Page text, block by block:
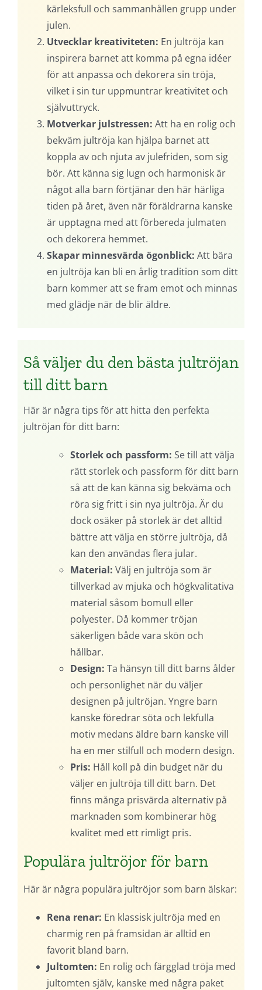
kärleksfull och sammanhållen grupp under
julen.
Utvecklar kreativiteten: En jultröja kan
inspirera barnet att komma på egna idéer
för att anpassa och dekorera sin tröja,
vilket i sin tur uppmuntrar kreativitet och
självuttryck.
Motverkar julstressen: Att ha en rolig och
bekväm jultröja kan hjälpa barnet att
koppla av och njuta av julefriden, som sig
bör. Att känna sig lugn och harmonisk är
något alla barn förtjänar den här härliga
tiden på året, även när föräldrarna kanske
är upptagna med att förbereda julmaten
och dekorera hemmet.
Skapar minnesvärda ögonblick: Att bära
en jultröja kan bli en årlig tradition som ditt
barn kommer att se fram emot och minnas
med glädje när de blir äldre.
Så väljer du den bästa jultröjan
till ditt barn
Här är några tips för att hitta den perfekta
jultröjan för ditt barn:
Storlek och passform: Se till att välja
rätt storlek och passform för ditt barn
så att de kan känna sig bekväma och
röra sig fritt i sin nya jultröja. Är du
dock osäker på storlek är det alltid
bättre att välja en större jultröja, då
kan den användas flera jular.
Material: Välj en jultröja som är
tillverkad av mjuka och högkvalitativa
material såsom bomull eller
polyester. Då kommer tröjan
säkerligen både vara skön och
hållbar.
Design: Ta hänsyn till ditt barns ålder
och personlighet när du väljer
designen på jultröjan. Yngre barn
kanske föredrar söta och lekfulla
motiv medans äldre barn kanske vill
ha en mer stilfull och modern design.
Pris: Håll koll på din budget när du
väljer en jultröja till ditt barn. Det
finns många prisvärda alternativ på
marknaden som kombinerar hög
kvalitet med ett rimligt pris.
Populära jultröjor för barn
Här är några populära jultröjor som barn älskar:
Rena renar: En klassisk jultröja med en
charmig ren på framsidan är alltid en
favorit bland barn.
Jultomten: En rolig och färgglad tröja med
jultomten själv, kanske med några paket